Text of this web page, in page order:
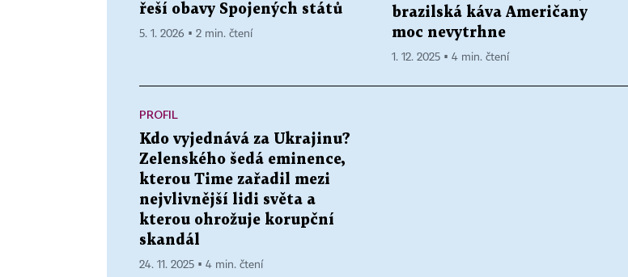
řeší obavy Spojených států
5. 1. 2026 ▪ 2 min. čtení
brazilská káva Američany
moc nevytrhne
1. 12. 2025 ▪ 4 min. čtení
PROFIL
Kdo vyjednává za Ukrajinu?
Zelenského šedá eminence,
kterou Time zařadil mezi
nejvlivnější lidi světa a
kterou ohrožuje korupční
skandál
24. 11. 2025 ▪ 4 min. čtení